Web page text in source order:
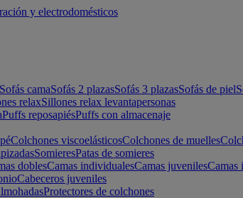
Sofás camaSofás 2 plazasSofás 3 plazasSofás de piel
relaxSillones relax levantapersonas
Puffs reposapiésPuffs con almacenaje
Colchones viscoelásticosColchones de muelles
SomieresPatas de somieres
doblesCamas individualesCamas juvenilesCamas
Cabeceros juveniles
Protectores de colchones